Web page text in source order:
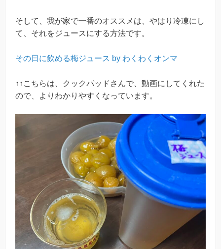
そして、我が家で一番のオススメは、やはり冷凍にし
て、それをジュースにする方法です。
その日に飲める梅ジュース by わくわくオンマ
↑↑こちらは、クックパッドさんで、動画にしてくれた
ので、よりわかりやすくなっています。